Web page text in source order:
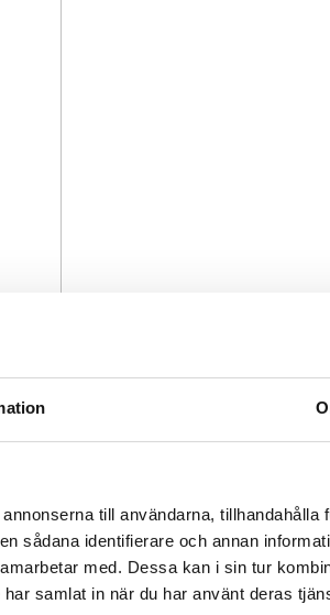
till användarna, tillhandahålla
sådana identifierare och annan
med. Dessa kan i sin tur
samlat in när du har använt deras